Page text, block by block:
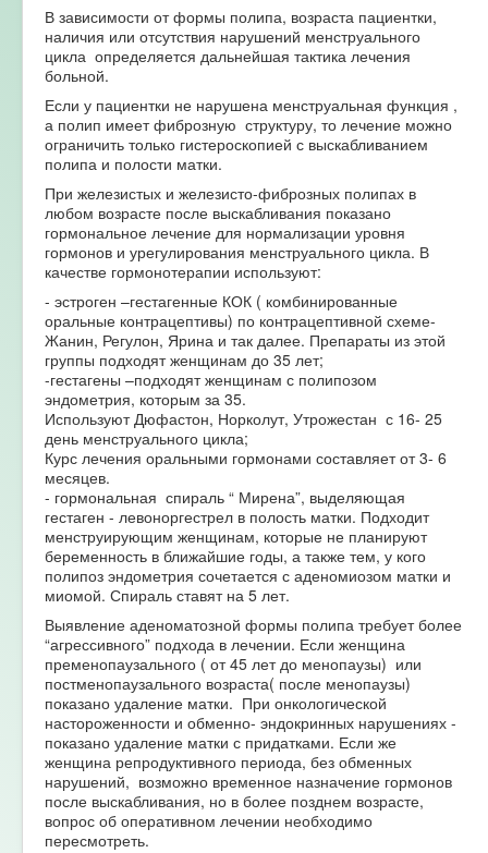
В зависимости от формы полипа, возраста пациентки,
наличия или отсутствия нарушений менструального
цикла определяется дальнейшая тактика лечения
больной.
Если у пациентки не нарушена менструальная функция ,
а полип имеет фиброзную структуру, то лечение можно
ограничить только гистероскопией с выскабливанием
полипа и полости матки.
При железистых и железисто-фиброзных полипах в
любом возрасте после выскабливания показано
гормональное лечение для нормализации уровня
гормонов и урегулирования менструального цикла. В
качестве гормонотерапии используют:
- эстроген –гестагенные КОК ( комбинированные
оральные контрацептивы) по контрацептивной схеме-
Жанин, Регулон, Ярина и так далее. Препараты из этой
группы подходят женщинам до 35 лет;
-гестагены –подходят женщинам с полипозом
эндометрия, которым за 35.
Используют Дюфастон, Норколут, Утрожестан с 16- 25
день менструального цикла;
Курс лечения оральными гормонами составляет от 3- 6
месяцев.
- гормональная спираль “ Мирена”, выделяющая
гестаген - левоноргестрел в полость матки. Подходит
менструирующим женщинам, которые не планируют
беременность в ближайшие годы, а также тем, у кого
полипоз эндометрия сочетается с аденомиозом матки и
миомой. Спираль ставят на 5 лет.
Выявление аденоматозной формы полипа требует более
“агрессивного” подхода в лечении. Если женщина
пременопаузального ( от 45 лет до менопаузы) или
постменопаузального возраста( после менопаузы)
показано удаление матки. При онкологической
настороженности и обменно- эндокринных нарушениях -
показано удаление матки с придатками. Если же
женщина репродуктивного периода, без обменных
нарушений, возможно временное назначение гормонов
после выскабливания, но в более позднем возрасте,
вопрос об оперативном лечении необходимо
пересмотреть.